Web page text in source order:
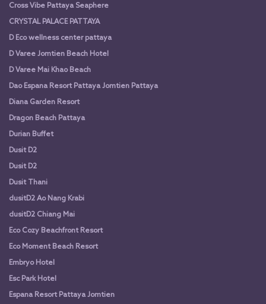
Cross Vibe Pattaya Seaphere
CRYSTAL PALACE PATTAYA
D Eco wellness center pattaya
D Varee Jomtien Beach Hotel
D Varee Mai Khao Beach
Dao Espana Resort Pattaya Jomtien Pattaya
Diana Garden Resort
Dragon Beach Pattaya
Durian Buffet
Dusit D2
Dusit D2
Dusit Thani
dusitD2 Ao Nang Krabi
dusitD2 Chiang Mai
Eco Cozy Beachfront Resort
Eco Moment Beach Resort
Embryo Hotel
Esc Park Hotel
Espana Resort Pattaya Jomtien